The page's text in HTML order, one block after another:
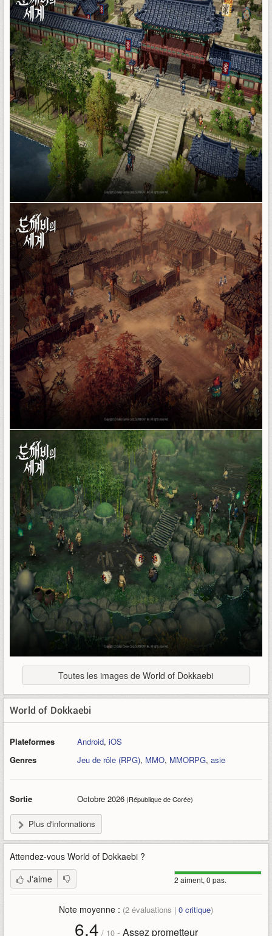
Toutes les images de World of Dokkaebi
World of Dokkaebi
Plateformes Android, iOS
Genres
Jeu de rôle (RPG), MMO, MMORPG, asie
Sortie Octobre 2026(République de Corée)
Plus d'informations
Attendez-vous World of Dokkaebi ?
2 aiment, 0 pas.
J'aime
Note moyenne : (2 évaluations | 0 critique)
6,4 / 10- Assez prometteur